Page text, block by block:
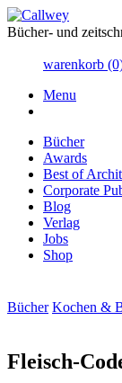
Bücher- und
warenkorb
Menu
Bücher
Awards
Best of
Corporate
Blog
Verlag
Jobs
Shop
Bücher Kochen &
Fleisch-